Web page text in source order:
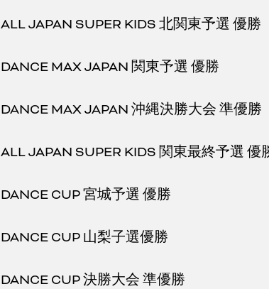
ALL JAPAN SUPER KIDS 北関東予選 優勝
DANCE MAX JAPAN 関東予選 優勝
DANCE MAX JAPAN 沖縄決勝大会 準優勝
ALL JAPAN SUPER KIDS 関東最終予選 優
DANCE CUP 宮城予選 優勝
DANCE CUP 山梨子選優勝
DANCE CUP 決勝大会 準優勝